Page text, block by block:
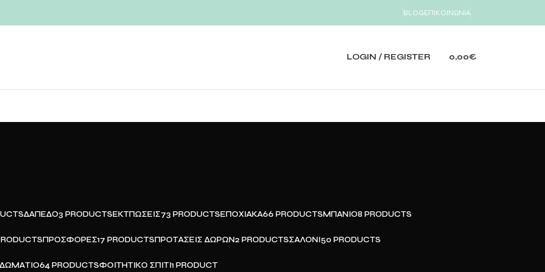
BLOGΕΠΙΚΟΙΝΩΝΙΑ
LOGIN / REGISTER 0,00€
ΔΆΠΕΔΟ3 PRODUCTSΕΚΤΠΏΣΕΙΣ73 PRODUCTSΕΠΟΧΙΑΚΆ66 PRODUCTSΜΠΆΝΙΟ8 PRODUCTS
ΠΡΟΣΦΟΡΈΣ17 PRODUCTSΠΡΟΤΆΣΕΙΣ ΔΏΡΩΝ2 PRODUCTSΣΑΛΌΝΙ50 PRODUCTS
64 PRODUCTSΦΟΙΤΗΤΙΚΌ ΣΠΊΤΙ1 PRODUCT